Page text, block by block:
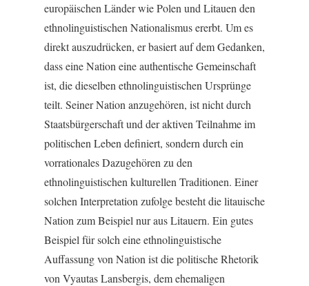
europäischen Länder wie Polen und Litauen den
ethnolinguistischen Nationalismus ererbt. Um es
direkt auszudrücken, er basiert auf dem Gedanken,
dass eine Nation eine authentische Gemeinschaft
ist, die dieselben ethnolinguistischen Ursprünge
teilt. Seiner Nation anzugehören, ist nicht durch
Staatsbürgerschaft und der aktiven Teilnahme im
politischen Leben definiert, sondern durch ein
vorrationales Dazugehören zu den
ethnolinguistischen kulturellen Traditionen. Einer
solchen Interpretation zufolge besteht die litauische
Nation zum Beispiel nur aus Litauern. Ein gutes
Beispiel für solch eine ethnolinguistische
Auffassung von Nation ist die politische Rhetorik
von Vyautas Lansbergis, dem ehemaligen